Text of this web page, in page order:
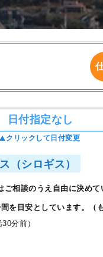
日付指定なし
クリックして日付変更
（シロギス）
ご相談のうえ自由に決め
を目安としています。（
分前）